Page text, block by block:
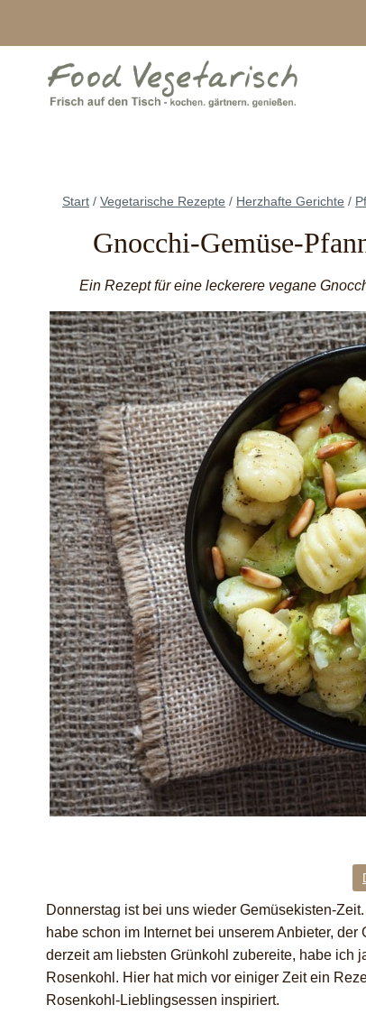
Start / Vegetarische Rezepte / Herzhafte Gerichte /
Gnocchi-Gemüse-
Ein Rezept für eine leckerere vegane
Donnerstag ist bei uns wieder Gemüsekisten-
habe schon im Internet bei unserem Anbieter,
derzeit am liebsten Grünkohl zubereite, habe ich
Rosenkohl. Hier hat mich vor einiger Zeit ein
Rosenkohl-Lieblingsessen inspiriert.